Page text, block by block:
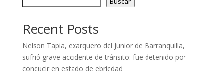
Recent Posts
Nelson Tapia, exarquero del Junior de Barranquilla,
sufrió grave accidente de tránsito: fue detenido por
conducir en estado de ebriedad